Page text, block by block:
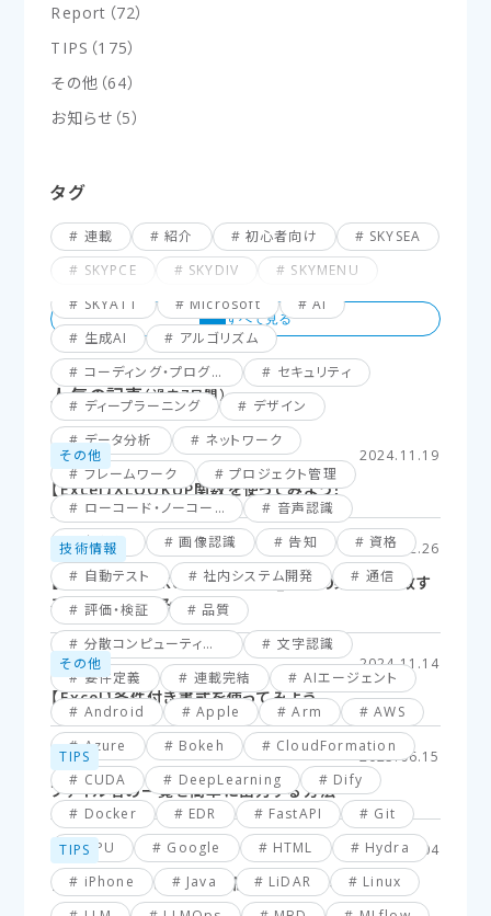
Report （72）
TIPS （175）
その他 （64）
お知らせ （5）
タグ
連載 紹介 初心者向け
SKYSEA
SKYPCE
SKYDIV
SKYMENU
SKYATT
Microsoft
AI
生成AI
アルゴリズム
コーディング・プログラミング
セキュリティ
ディープラーニング
デザイン
データ分析
ネットワーク
フレームワーク
プロジェクト管理
ローコード・ノーコード
音声認識
仮想化
画像認識 告知
資格
自動テスト
社内システム開発
通信
評価・検証
品質
分散コンピューティング
文字認識
要件定義
連載完結
AIエージェント
Android
Apple Arm
AWS
Azure
Bokeh
CloudFormation
CUDA
DeepLearning
Dify
Docker
EDR FastAPI
Git
GPU
Google HTML
Hydra
iPhone
Java LiDAR
Linux
人気の記事（過去7日間）
その他 2024.11.19
【Excel】XLOOKUP関数を使ってみよう！
技術情報 2025.02.26
【Excel】XLOOKUP関数応用編_複数の条件に一致す
るセルを探してみよう！
その他 2024.11.14
【Excel】条件付き書式を使ってみよう
TIPS 2025.06.15
ファイル名の一覧を簡単に出力する方法
TIPS 2025.03.04
【VBA】最終行と最終列を簡単に取得する方法